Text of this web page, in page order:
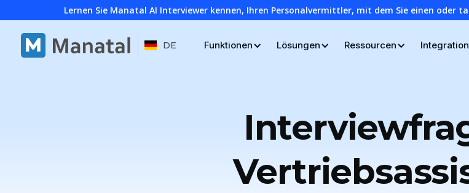
Lernen Sie Manatal AI Interviewer kennen, Ihren Personalvermittler, mit dem Sie einen oder
DE Funktionen Lösungen Ressourcen